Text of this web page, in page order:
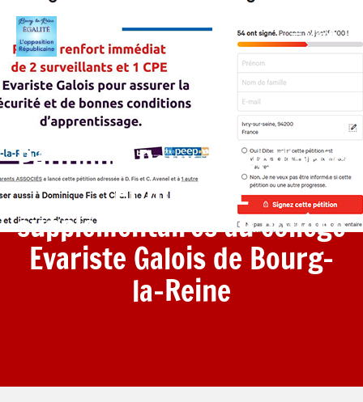
Menu
Pétition – Deux surveillants
et un 1 CPE
supplémentaires au collège
Evariste Galois de Bourg-
la-Reine